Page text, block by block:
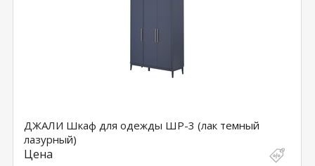
ДЖАЛИ Шкаф для одежды ШР-3 (лак темный
лазурный)
Цена